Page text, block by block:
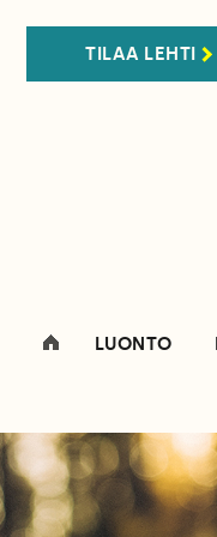
TILAA LEHTI
LUONTO